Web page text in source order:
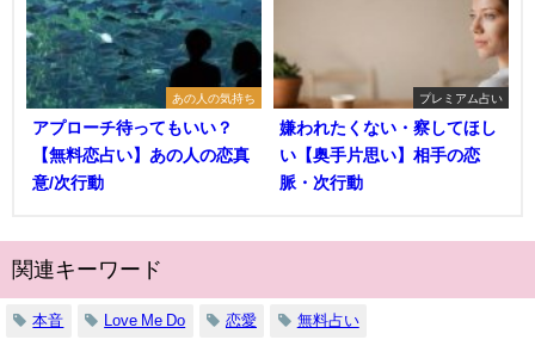
あの人の気持ち
アプローチ待ってもいい？
【無料恋占い】あの人の恋真
意/次行動
プレミアム占い
嫌われたくない・察してほし
い【奥手片思い】相手の恋
脈・次行動
関連キーワード
本音 Love Me Do 恋愛 無料占い